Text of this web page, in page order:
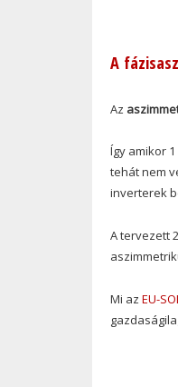
A
Az
Így amikor
tehát nem
inverterek
A tervezett
Mi az EU-